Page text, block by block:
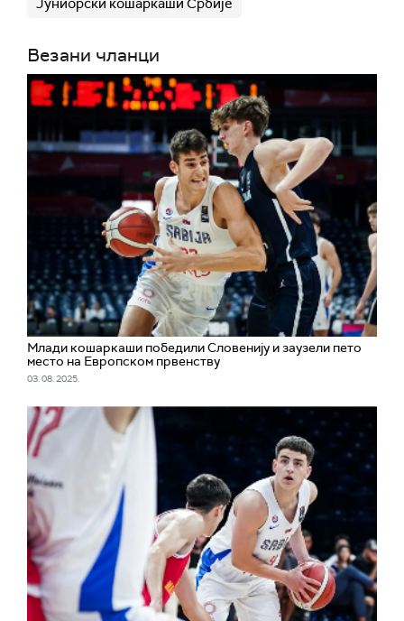
Јуниорски кошаркаши Србије
Везани чланци
Млади кошаркаши победили Словенију и заузели пето
место на Европском првенству
03. 08. 2025.